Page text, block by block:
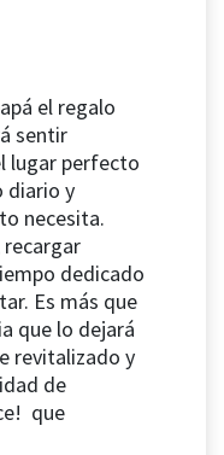
el regalo
sentir
lugar perfecto
diario y
necesita.
dedicado
Es más que
que lo dejará
revitalizado y
de
que